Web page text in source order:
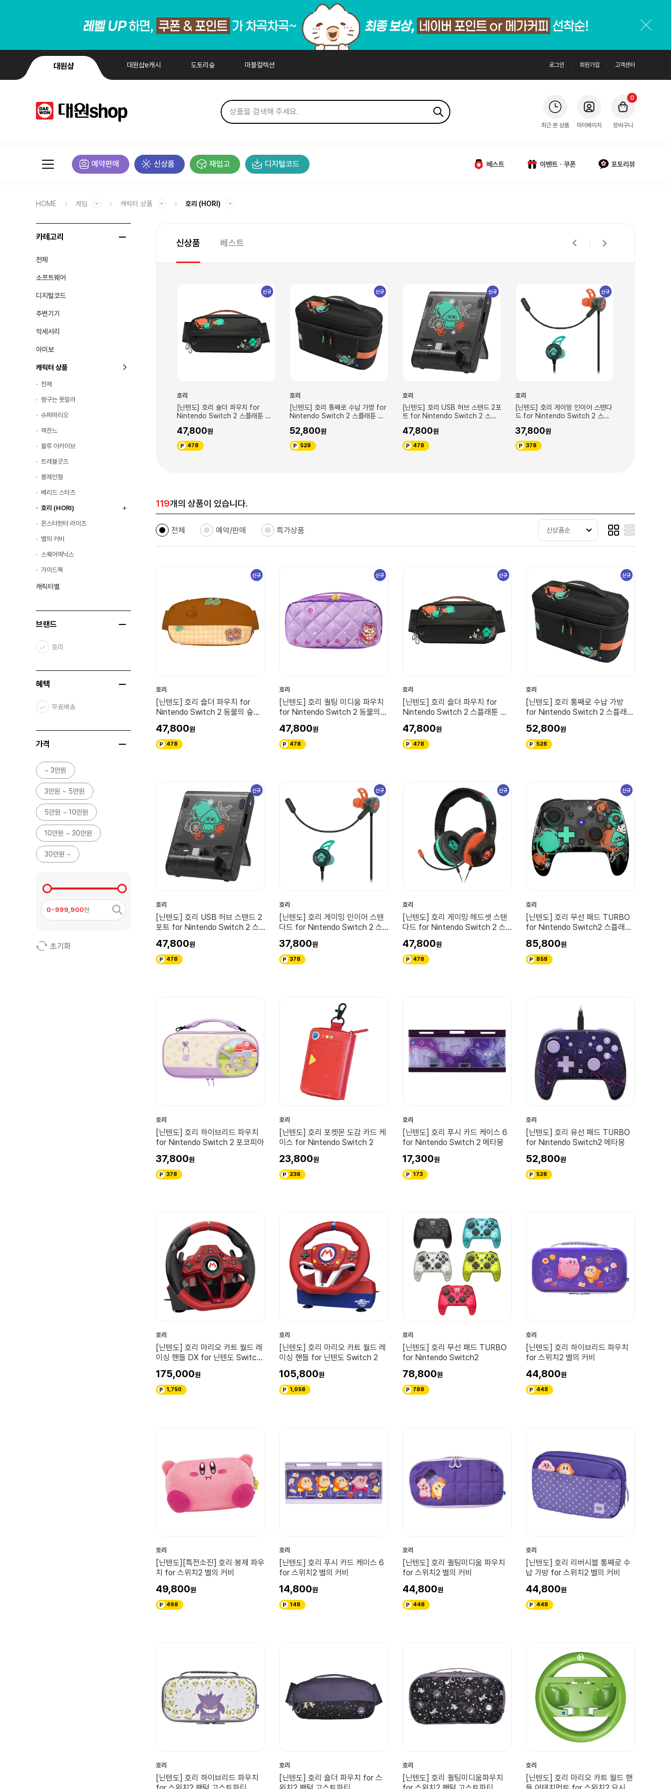
대원샵 대원샵e캐시 도토리숲 마블컬렉션 로그인 회원가입 고객센터
최근 본 상품 마이페이지 장바구니
0
예약판매 신상품 재입고 디지털코드 베스트 이벤트ㆍ쿠폰 포토리뷰
HOME 게임 캐릭터 상품 호리 (HORI)
카테고리
전체
소프트웨어
디지털코드
주변기기
악세서리
아미보
캐릭터 상품
전체
짱구는 못말려
슈퍼마리오
잭잔느
블루 아카이브
트래블굿즈
봉제인형
베리드 스타즈
호리 (HORI)
몬스터헌터 라이즈
별의 커비
스퀘어에닉스
가이드북
캐릭터별
브랜드
호리
혜택
무료배송
가격
~ 3만원
3만원 ~ 5만원
5만원 ~ 10만원
10만원 ~ 30만원
30만원 ~
0~999,900원
초기화
신상품 베스트
2 동물의
신규
호리
Nintendo Switch 2 스플래툰 레
478
호리
[닌텐도] 호리 통째로 수납 가방 for
Nintendo Switch 2 스플래툰 레
52,800
528
신규
호리
[닌텐도] 호리 USB 허브 스탠드 2포
트 for Nintendo Switch 2 스플
47,800
478
신규
호리
[닌텐도] 호리 게이밍 인이어 스탠다
드 for Nintendo Switch 2 스플
37,800
378
신규
호리
[닌텐도] 호리 게이밍 헤드셋 스탠다
드 for Nintendo Switch 2 스플
47,800
478
신규
119개의 상품이 있습니다.
전체 예약/판매 특가상품 신상품순
호리
[닌텐도] 호리 숄더 파우치 for
Nintendo Switch 2 동물의 숲
47,800
478
신규
호리
[닌텐도] 호리 퀼팅 미디움 파우치
for Nintendo Switch 2 동물의
47,800
478
신규
호리
[닌텐도] 호리 숄더 파우치 for
Nintendo Switch 2 스플래툰 레
47,800
478
신규
호리
[닌텐도] 호리 통째로 수납 가방
for Nintendo Switch 2 스플래툰
52,800
528
신규
호리
[닌텐도] 호리 USB 허브 스탠드 2
포트 for Nintendo Switch 2 스
47,800
478
신규
호리
[닌텐도] 호리 게이밍 인이어 스탠
다드 for Nintendo Switch 2 스
37,800
378
신규
호리
[닌텐도] 호리 게이밍 헤드셋 스탠
다드 for Nintendo Switch 2 스
47,800
478
신규
호리
[닌텐도] 호리 무선 패드 TURBO
for Nintendo Switch2 스플래툰
85,800
858
신규
호리
[닌텐도] 호리 하이브리드 파우치
for Nintendo Switch 2 포코피아
37,800
378
호리
[닌텐도] 호리 포켓몬 도감 카드 케
이스 for Nintendo Switch 2
23,800
238
호리
[닌텐도] 호리 푸시 카드 케이스 6
for Nintendo Switch 2 메타몽
17,300
173
호리
[닌텐도] 호리 유선 패드 TURBO
for Nintendo Switch2 메타몽
52,800
528
호리
[닌텐도] 호리 마리오 카트 월드 레
이싱 핸들 DX for 닌텐도 Switch
175,000
1,750
호리
[닌텐도] 호리 마리오 카트 월드 레
이싱 핸들 for 닌텐도 Switch 2
105,800
1,058
호리
[닌텐도] 호리 무선 패드 TURBO
for Nintendo Switch2
78,800
788
호리
[닌텐도] 호리 하이브리드 파우치
for 스위치2 별의 커비
44,800
448
호리
[닌텐도][특전소진] 호리 봉제 파우
치 for 스위치2 별의 커비
49,800
498
호리
[닌텐도] 호리 푸시 카드 케이스 6
for 스위치2 별의 커비
14,800
148
호리
[닌텐도] 호리 퀼팅미디움 파우치
for 스위치2 별의 커비
44,800
448
호리
[닌텐도] 호리 리버시블 통째로 수
납 가방 for 스위치2 별의 커비
44,800
448
호리
[닌텐도] 호리 하이브리드 파우치
호리
[닌텐도] 호리 숄더 파우치 for 스
호리
[닌텐도] 호리 퀼팅미디움파우치
호리
[닌텐도] 호리 마리오 카트 월드 핸